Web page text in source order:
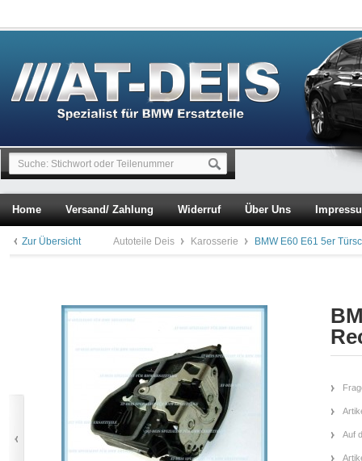
Home Versand/ Zahlung Widerruf Über Uns
Zur Übersicht Autoteile Deis Karosserie BMW E60 E61 5er
Auf